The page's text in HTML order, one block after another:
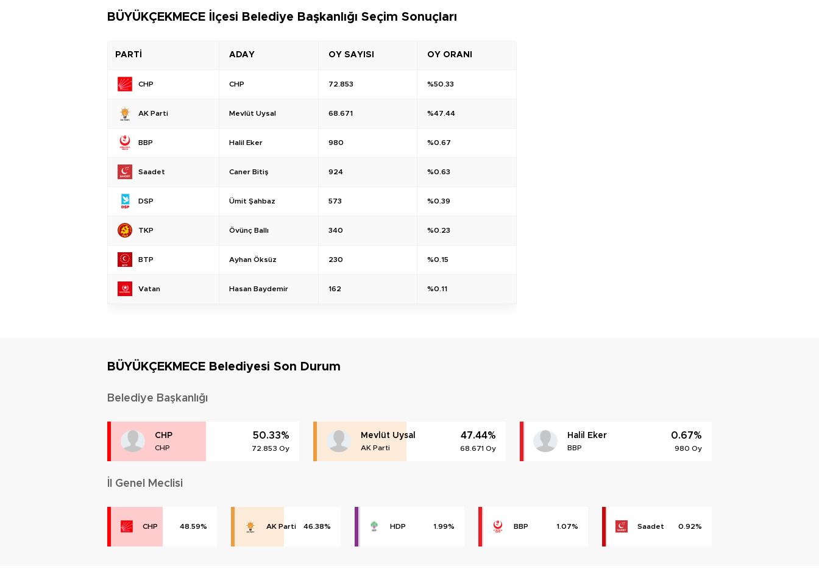
BÜYÜKÇEKMECE İlçesi Belediye Başkanlığı Seçim Sonuçları
PARTİ ADAY OY SAYISI OY ORANI
CHP CHP 72.853 %50.33
AK Parti Mevlüt Uysal 68.671 %47.44
BBP Halil Eker 980 %0.67
Saadet Caner Bitiş 924 %0.63
DSP Ümit Şahbaz 573 %0.39
TKP Övünç Ballı 340 %0.23
BTP Ayhan Öksüz 230 %0.15
Vatan Hasan Baydemir 162 %0.11
BÜYÜKÇEKMECE Belediyesi Son Durum
Belediye Başkanlığı
CHP
CHP
50.33%
72.853 Oy
Mevlüt Uysal
AK Parti
47.44%
68.671 Oy
Halil Eker
BBP
0.67%
980 Oy
İl Genel Meclisi
CHP 48.59% AK Parti 46.38% HDP 1.99% BBP 1.07% Saadet 0.92%